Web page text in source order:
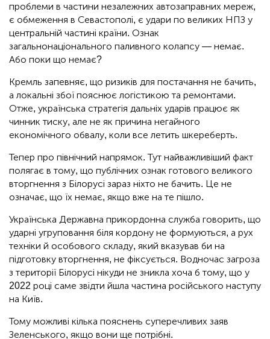
проблеми в частини незалежних автозаправних мереж,
є обмеження в Севастополі, є удари по великих НПЗ у
центральній частині країни. Ознак
загальнонаціонального паливного колапсу — немає.
Або поки що немає?
Кремль запевняє, що ризиків для постачання не бачить,
а локальні збої пояснює логістикою та ремонтами.
Отже, українська стратегія дальніх ударів працює як
чинник тиску, але не як причина негайного
економічного обвалу, коли все летить шкереберть.
Тепер про північний напрямок. Тут найважливіший факт
полягає в тому, що публічних ознак готового великого
вторгнення з Білорусі зараз ніхто не бачить. Це не
означає, що їх немає, якщо вже на те пішло.
Українська Державна прикордонна служба говорить, що
ударні угруповання біля кордону не формуються, а рух
техніки й особового складу, який вказував би на
підготовку вторгнення, не фіксується. Водночас загроза
з території Білорусі нікуди не зникла хоча б тому, що у
2022 році саме звідти йшла частина російського наступу
на Київ.
Тому можливі кілька пояснень суперечливих заяв
Зеленського, якщо вони ще потрібні.